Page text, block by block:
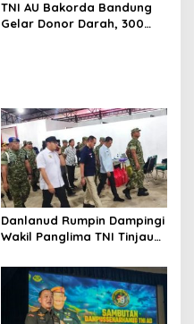
TNI AU Bakorda Bandung
Gelar Donor Darah, 300
Danlanud Rumpin Dampingi
Wakil Panglima TNI Tinjau
Desa di Bogor